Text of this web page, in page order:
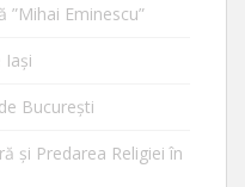
”Mihai Eminescu”
Iaşi
Bucureşti
și Predarea Religiei în